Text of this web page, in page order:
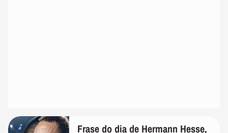
Frase do dia de Hermann Hesse,